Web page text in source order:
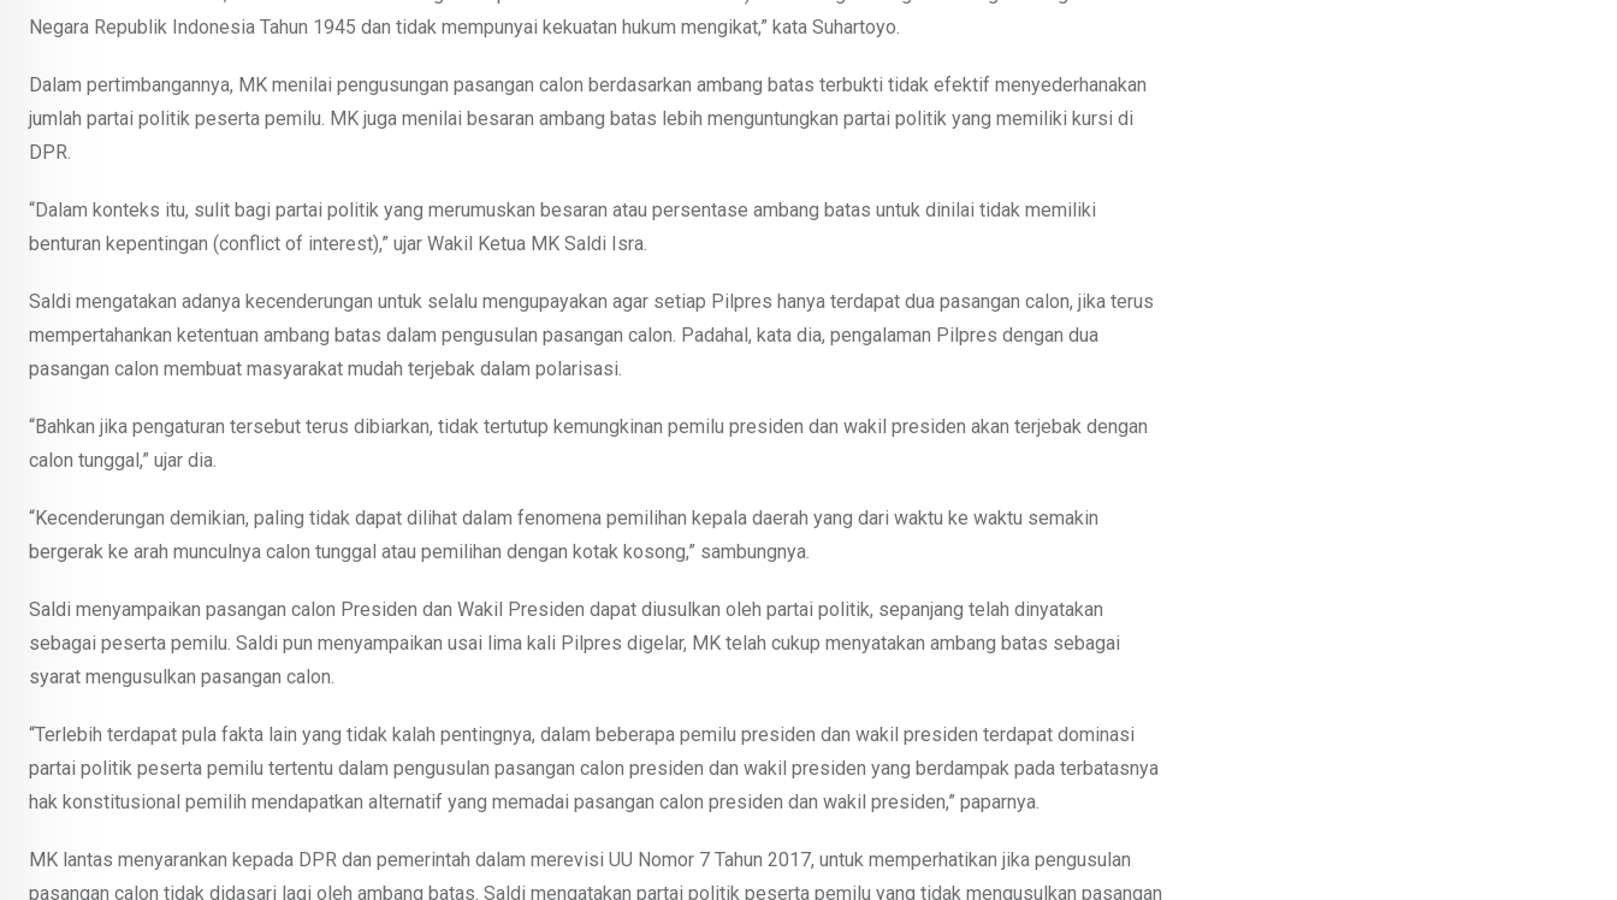
Negara Republik Indonesia Tahun 1945 dan tidak mempunyai kekuatan hukum mengikat,” kata Suhartoyo.
Dalam pertimbangannya, MK menilai pengusungan pasangan calon berdasarkan ambang batas terbukti tidak efektif menyederhanakan
jumlah partai politik peserta pemilu. MK juga menilai besaran ambang batas lebih menguntungkan partai politik yang memiliki kursi di
DPR.
“Dalam konteks itu, sulit bagi partai politik yang merumuskan besaran atau persentase ambang batas untuk dinilai tidak memiliki
benturan kepentingan (conflict of interest),” ujar Wakil Ketua MK Saldi Isra.
Saldi mengatakan adanya kecenderungan untuk selalu mengupayakan agar setiap Pilpres hanya terdapat dua pasangan calon, jika terus
mempertahankan ketentuan ambang batas dalam pengusulan pasangan calon. Padahal, kata dia, pengalaman Pilpres dengan dua
pasangan calon membuat masyarakat mudah terjebak dalam polarisasi.
“Bahkan jika pengaturan tersebut terus dibiarkan, tidak tertutup kemungkinan pemilu presiden dan wakil presiden akan terjebak dengan
calon tunggal,” ujar dia.
“Kecenderungan demikian, paling tidak dapat dilihat dalam fenomena pemilihan kepala daerah yang dari waktu ke waktu semakin
bergerak ke arah munculnya calon tunggal atau pemilihan dengan kotak kosong,” sambungnya.
Saldi menyampaikan pasangan calon Presiden dan Wakil Presiden dapat diusulkan oleh partai politik, sepanjang telah dinyatakan
sebagai peserta pemilu. Saldi pun menyampaikan usai lima kali Pilpres digelar, MK telah cukup menyatakan ambang batas sebagai
syarat mengusulkan pasangan calon.
“Terlebih terdapat pula fakta lain yang tidak kalah pentingnya, dalam beberapa pemilu presiden dan wakil presiden terdapat dominasi
partai politik peserta pemilu tertentu dalam pengusulan pasangan calon presiden dan wakil presiden yang berdampak pada terbatasnya
hak konstitusional pemilih mendapatkan alternatif yang memadai pasangan calon presiden dan wakil presiden,” paparnya.
MK lantas menyarankan kepada DPR dan pemerintah dalam merevisi UU Nomor 7 Tahun 2017, untuk memperhatikan jika pengusulan
pasangan calon tidak didasari lagi oleh ambang batas. Saldi mengatakan partai politik peserta pemilu yang tidak mengusulkan pasangan